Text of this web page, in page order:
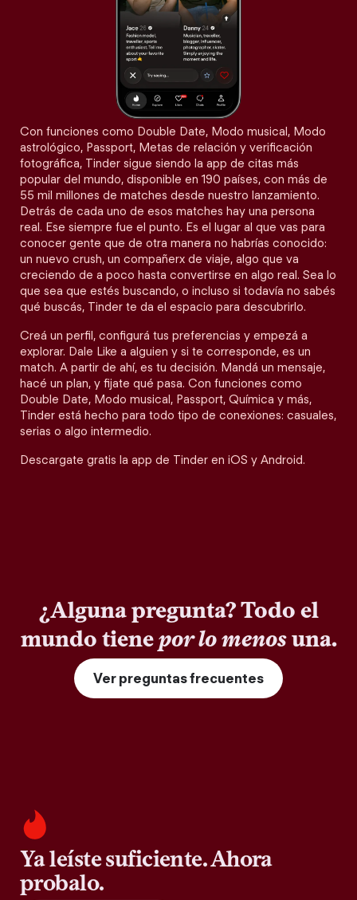
Con funciones como Double Date, Modo musical, Modo
astrológico, Passport, Metas de relación y verificación
fotográfica, Tinder sigue siendo la app de citas más
popular del mundo, disponible en 190 países, con más de
55 mil millones de matches desde nuestro lanzamiento.
Detrás de cada uno de esos matches hay una persona
real. Ese siempre fue el punto. Es el lugar al que vas para
conocer gente que de otra manera no habrías conocido:
un nuevo crush, un compañerx de viaje, algo que va
creciendo de a poco hasta convertirse en algo real. Sea lo
que sea que estés buscando, o incluso si todavía no sabés
qué buscás, Tinder te da el espacio para descubrirlo.
Creá un perfil, configurá tus preferencias y empezá a
explorar. Dale Like a alguien y si te corresponde, es un
match. A partir de ahí, es tu decisión. Mandá un mensaje,
hacé un plan, y fijate qué pasa. Con funciones como
Double Date, Modo musical, Passport, Química y más,
Tinder está hecho para todo tipo de conexiones: casuales,
serias o algo intermedio.
Descargate gratis la app de Tinder en iOS y Android.
¿Alguna pregunta? Todo el
mundo tienepor lo menosuna.
Ver preguntas frecuentes
Ya leíste suficiente. Ahora
probalo.